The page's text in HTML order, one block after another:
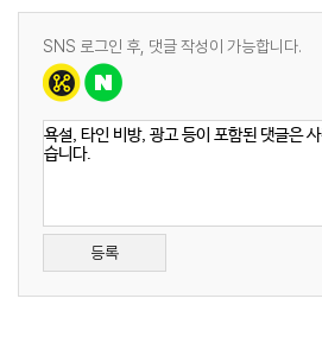
SNS 로그인 후, 댓글 작성이 가능합니다.
등록